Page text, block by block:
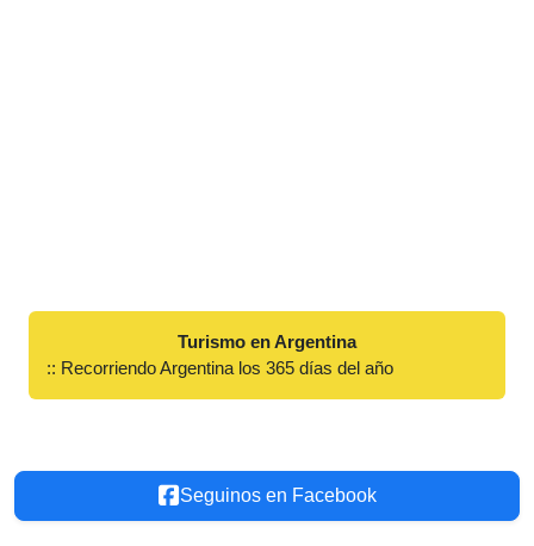
Turismo en Argentina
:: Recorriendo Argentina los 365 días del año
Seguinos en Facebook